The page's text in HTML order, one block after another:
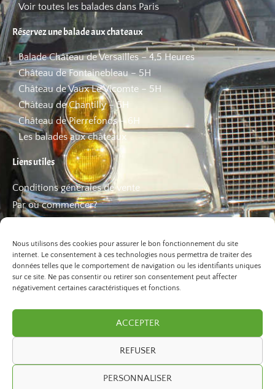
Nous utilisons des cookies pour assurer le bon fonctionnement du site
internet. Le consentement à ces technologies nous permettra de traiter des
données telles que le comportement de navigation ou les identifiants uniques
sur ce site. Ne pas consentir ou retirer son consentement peut affecter
négativement certaines caractéristiques et fonctions.
ACCEPTER
REFUSER
PERSONNALISER
Voir toutes les balades dans Paris
Réservez une balade aux chateaux
Balade Château de Versailles – 4,5 Heures
Château de Fontainebleau – 5H
Château de Vaux Le Vicomte – 5H
Château de Chantilly – 5H
Château de Pierrefonds – 6H
Les balades aux châteaux
Liens utiles
Conditions générales de vente
Par où commencer?
Les bons plans
©2026 Paris Balade. Tous droits réservé.